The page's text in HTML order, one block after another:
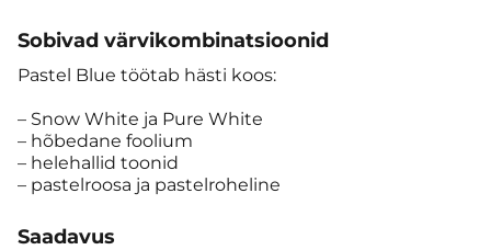
Sobivad värvikombinatsioonid
Pastel Blue töötab hästi koos:
– Snow White ja Pure White
– hõbedane foolium
– helehallid toonid
– pastelroosa ja pastelroheline
Saadavus